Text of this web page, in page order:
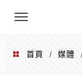
選單
首頁 / 媒體